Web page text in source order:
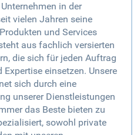
in der
vielen Jahren seine
und Services
aus fachlich versierten
die sich für jeden Auftrag
einsetzen. Unsere
sich durch eine
unserer Dienstleistungen
das Beste bieten zu
sowohl private